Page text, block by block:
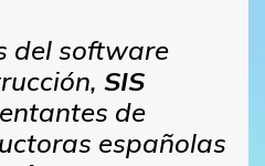
del software
SIS
de
españolas